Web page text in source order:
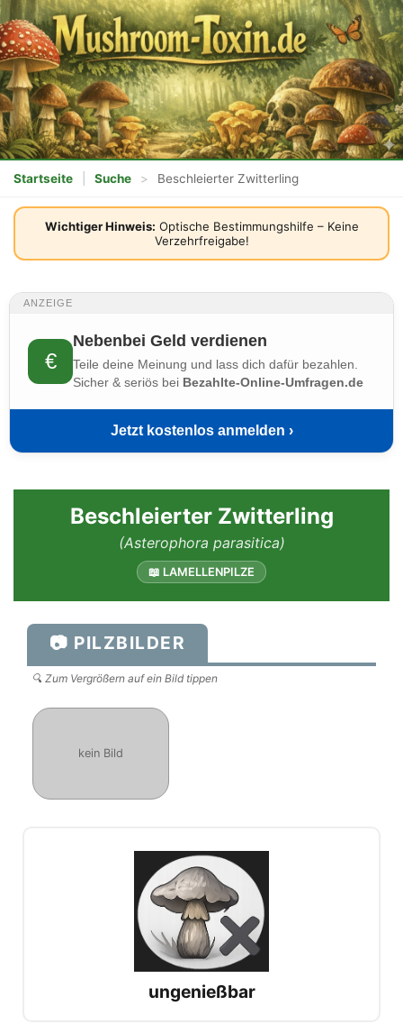
Startseite Suche > Beschleierter Zwitterling
Wichtiger Hinweis: Optische Bestimmungshilfe – Keine
Verzehrfreigabe!
ANZEIGE
€
Nebenbei Geld verdienen
Teile deine Meinung und lass dich dafür bezahlen.
Sicher & seriös bei Bezahlte-Online-Umfragen.de
Jetzt kostenlos anmelden ›
Beschleierter Zwitterling
(Asterophora parasitica)
📖 LAMELLENPILZE
📷 PILZBILDER
🔍 Zum Vergrößern auf ein Bild tippen
kein Bild
ungenießbar